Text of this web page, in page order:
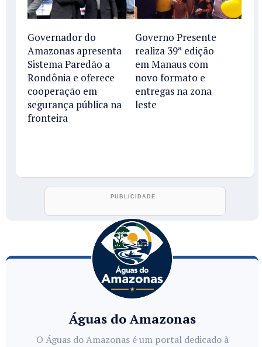
Governador do
Amazonas apresenta
Sistema Paredão a
Rondônia e oferece
cooperação em
segurança pública na
fronteira
Governo Presente
realiza 39ª edição
em Manaus com
novo formato e
entregas na zona
leste
Águas do Amazonas
O Águas do Amazonas é um portal dedicado à